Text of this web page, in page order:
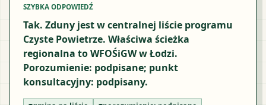
SZYBKA ODPOWIEDŹ
Tak. Zduny jest w centralnej liście programu
Czyste Powietrze. Właściwa ścieżka
regionalna to WFOŚiGW w Łodzi.
Porozumienie: podpisane; punkt
konsultacyjny: podpisany.